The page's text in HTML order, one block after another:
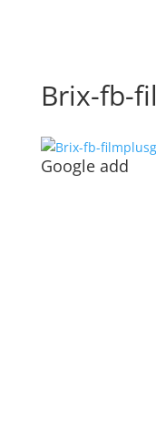
Brix-fb-
Google add